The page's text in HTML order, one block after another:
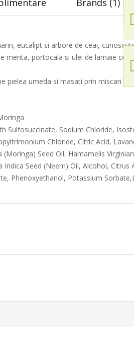
Brands (1)
eucalipt si arbore de ceai,
portocala si ulei de lamaie ce
umeda si masati prin miscari
Sodium Chloride,
Chloride, Citric Acid,
Seed Oil, Hamamelis
Seed (Neem) Oil, Alcohol, Citrus
Phenoxyethanol, Potassium